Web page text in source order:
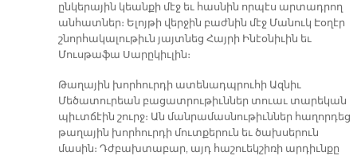
ընկերային կեանքի մէջ եւ հասնին որպէս արտադրող
անհատներ։ Ելոյթի վերջին բաժնին մէջ Մանուկ Էօղէր
շնորհակալութիւն յայտնեց Հայրի Ինէօնիւին եւ
Մուսթաֆա Սարըկիւլին։
Թաղային խորհուրդի ատենադպրուհի Ազնիւ
Մեծատուրեան բացատրութիւններ տուաւ տարեկան
պիւտճէին շուրջ։ Ան մանրամասնութիւններ հաղորդեց
թաղային խորհուրդի մուտքերուն եւ ծախսերուն
մասին։ Դժբախտաբար, այդ հաշուեկշիռի արդիւնքը